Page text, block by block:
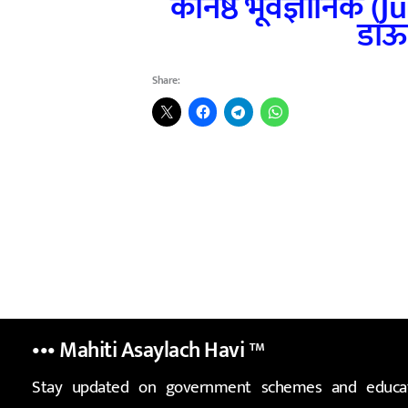
Share:
••• Mahiti Asaylach Havi™
Stay updated on government schemes and